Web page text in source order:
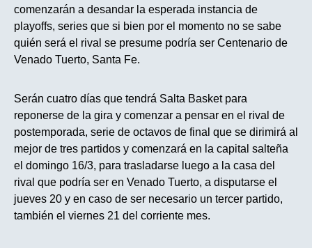
comenzarán a desandar la esperada instancia de
playoffs, series que si bien por el momento no se sabe
quién será el rival se presume podría ser Centenario de
Venado Tuerto, Santa Fe.
Serán cuatro días que tendrá Salta Basket para
reponerse de la gira y comenzar a pensar en el rival de
postemporada, serie de octavos de final que se dirimirá al
mejor de tres partidos y comenzará en la capital salteña
el domingo 16/3, para trasladarse luego a la casa del
rival que podría ser en Venado Tuerto, a disputarse el
jueves 20 y en caso de ser necesario un tercer partido,
también el viernes 21 del corriente mes.